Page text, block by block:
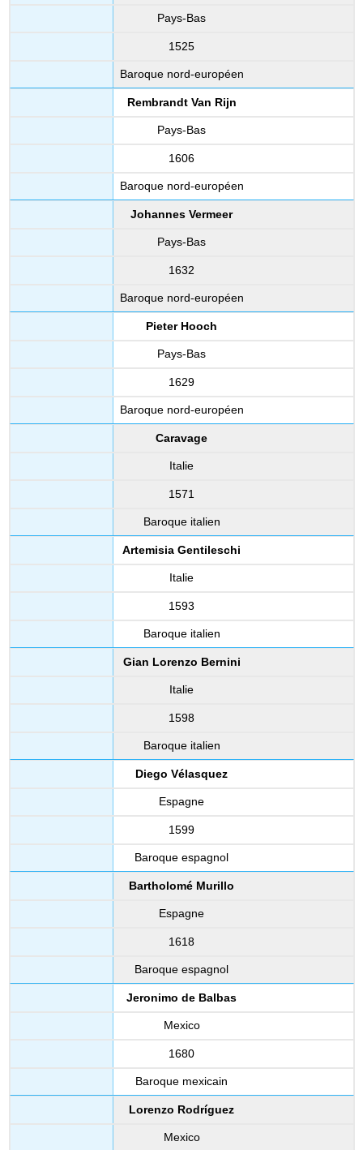
Pays-Bas
1525
Baroque nord-européen
Rembrandt Van Rijn
Pays-Bas
1606
Baroque nord-européen
Johannes Vermeer
Pays-Bas
1632
Baroque nord-européen
Pieter Hooch
Pays-Bas
1629
Baroque nord-européen
Caravage
Italie
1571
Baroque italien
Artemisia Gentileschi
Italie
1593
Baroque italien
Gian Lorenzo Bernini
Italie
1598
Baroque italien
Diego Vélasquez
Espagne
1599
Baroque espagnol
Bartholomé Murillo
Espagne
1618
Baroque espagnol
Jeronimo de Balbas
Mexico
1680
Baroque mexicain
Lorenzo Rodríguez
Mexico